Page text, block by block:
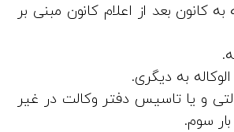
کانون بعد از اعلام کانون مبنی بر
به دیگری.
و یا تاسیس دفتر وکالت در غیر
سوم.